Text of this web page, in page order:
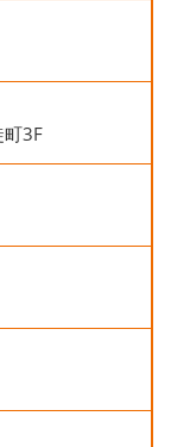
町3F